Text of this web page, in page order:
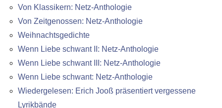
Von Klassikern: Netz-Anthologie
Von Zeitgenossen: Netz-Anthologie
Weihnachtsgedichte
Wenn Liebe schwant II: Netz-Anthologie
Wenn Liebe schwant III: Netz-Anthologie
Wenn Liebe schwant: Netz-Anthologie
Wiedergelesen: Erich Jooß präsentiert vergessene
Lyrikbände